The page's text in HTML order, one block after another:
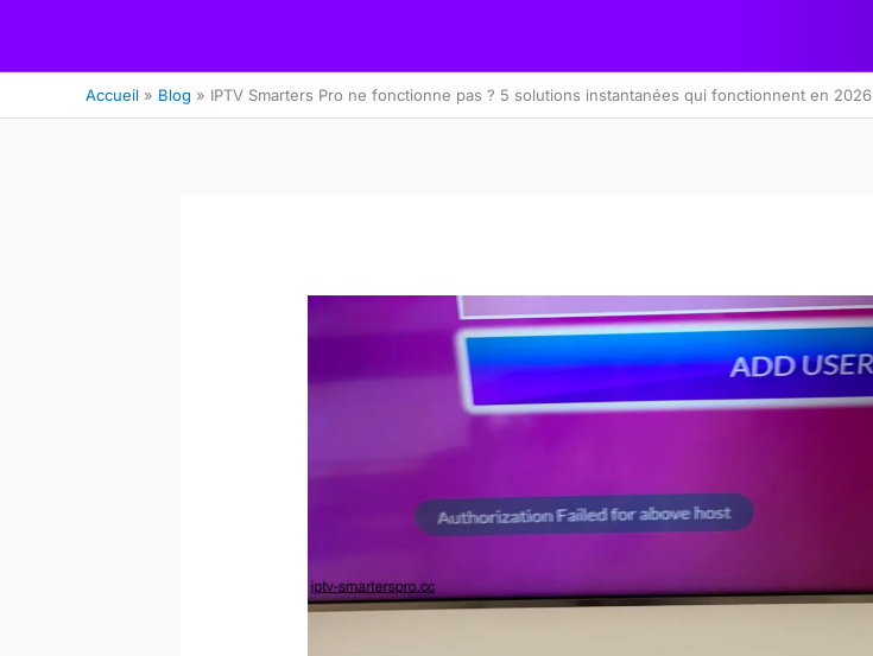
Accueil Blog IPTV Smarters Pro ne fonctionne pas ? 5 solutions instantanées qui fonctionnent en 2026